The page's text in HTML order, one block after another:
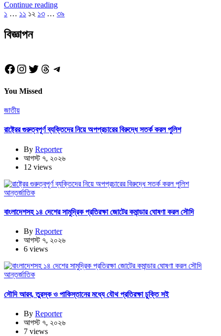
Continue reading
Posts
pagination
১ … ১১ ১২ ১৩ … ৩৯
বিজ্ঞাপন
Facebook
Instagram
Twitter
Threads
Telegram
You Missed
জাতীয়
রাষ্ট্রের গুরুত্বপূর্ণ ব্যক্তিদের নিয়ে অপপ্রচারের বিরুদ্ধে সতর্ক করল পুলিশ
By Reporter
আগস্ট ৭, ২০২৬
12 views
আন্তর্জাতিক
বাংলাদেশসহ ১৪ দেশের সামুদ্রিক প্রতিরক্ষা জোটের কমান্ডার ঘোষণা করল সৌদি
By Reporter
আগস্ট ৭, ২০২৬
6 views
আন্তর্জাতিক
সৌদি আরব, তুরস্ক ও পাকিস্তানের মধ্যে যৌথ প্রতিরক্ষা চুক্তি সই
By Reporter
আগস্ট ৭, ২০২৬
7 views